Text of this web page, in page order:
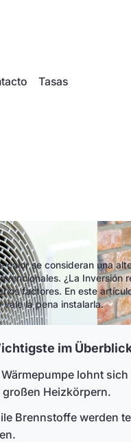
Tasas
calor se consideran una
¿La Inversión
factores. En este
vale la pena instalarla.
im
Wärmepumpe lohnt
großen Heizkörpern.
Brennstoffe werden